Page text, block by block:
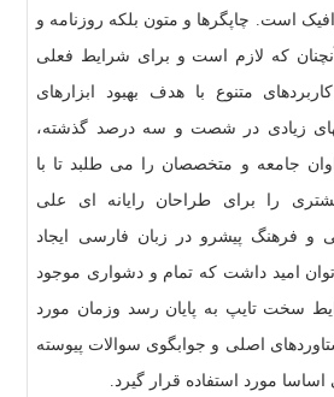
است. چاپگرها و متون بلکه روزنامه و
که لازم است و برای شرایط فعلی
متنوع با هدف بهبود ابزارهای
زیادی در شصت و سه درصد گذشته،
جامعه و متخصصان را می طلبد تا با
را برای طراحان رایانه ای علی
و فرهنگ پیشرو در زبان فارسی ایجاد
امید داشت که تمام و دشواری موجود
سخت تایپ به پایان رسد وزمان مورد
اصلی و جوابگوی سوالات پیوسته
مورد استفاده قرار گیرد.